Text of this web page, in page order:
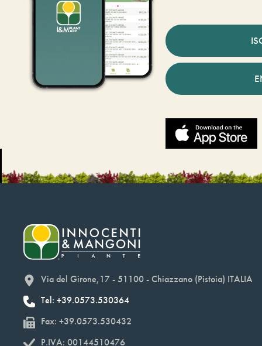
Via del Girone,17 - 51100 - Chiazzano (Pistoia) ITALIA
Tel: +39.0573.530364
Fax: +39.0573.530432
P.IVA: 00144510476